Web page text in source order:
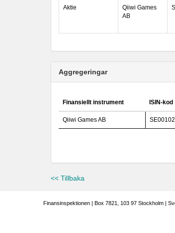
Aktie
Qiiwi Games
AB
Aggregeringar
Finansiellt instrument ISIN-kod
Qiiwi Games AB
<< Tillbaka
Finansinspektionen | Box 7821, 103 97 Stockholm |